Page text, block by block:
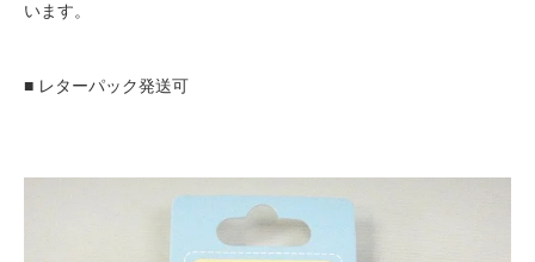
います。
■ レターパック発送可